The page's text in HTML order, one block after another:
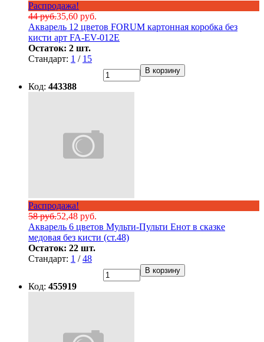
Распродажа!
35,60 руб.
44 руб.
Акварель 12 цветов FORUM картонная коробка без
кисти арт FA-EV-012E
Остаток: 2 шт.
Стандарт: 1 / 15
В корзину
Код: 443388
Распродажа!
52,48 руб.
58 руб.
Акварель 6 цветов Мульти-Пульти Енот в сказке
медовая без кисти (ст.48)
Остаток: 22 шт.
Стандарт: 1 /48
В корзину
Код: 455919